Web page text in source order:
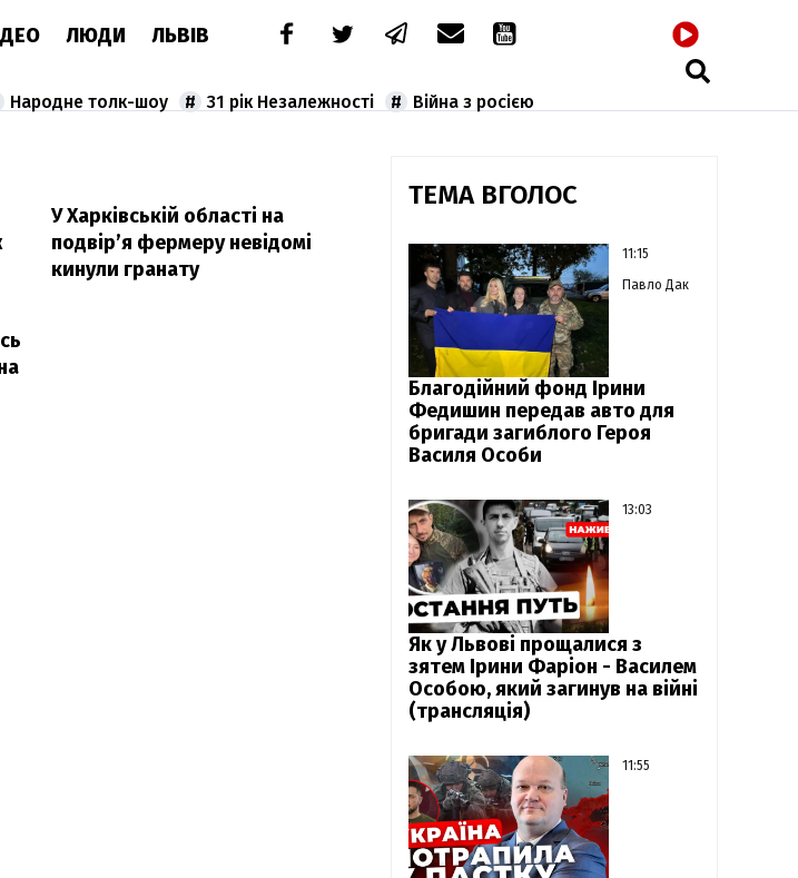
ЛЮДИ ЛЬВІВ
Народне толк-шоу 31 рік Незалежності Війна з росією
У Харківській області на
подвір’я фермеру невідомі
кинули гранату
ТЕМА ВГОЛОС
11:15
Павло Дак
Благодійний фонд Ірини
Федишин передав авто для
бригади загиблого Героя
Василя Особи
13:03
Як у Львові прощалися з
зятем Ірини Фаріон - Василем
Особою, який загинув на війні
(трансляція)
11:55